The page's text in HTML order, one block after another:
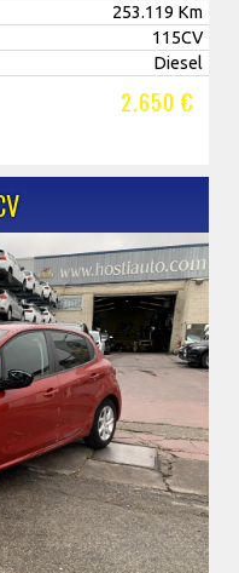
253.119 Km
115CV
Diesel
2.650 €